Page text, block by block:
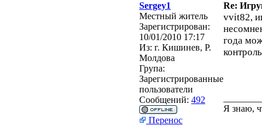
Sergey1
Re:
Местный житель
Зарегистрирован:
10/01/2010 17:17
Из: г. Кишинев, Р.
Молдова
Група:
Зарегистрированные
пользователи
Сообщений: 492
vvit82,
года
Я знаю,
Перенос